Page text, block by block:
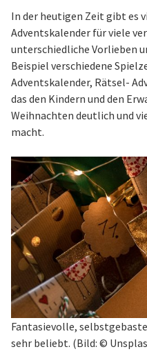
In der heutigen Zeit gibt es
Adventskalender für viele
unterschiedliche Vorlieben
Beispiel verschiedene
Adventskalender, Rätsel-
das den Kindern und den
Weihnachten deutlich und
macht.
Fantasievolle,
sehr beliebt. (Bild: ©